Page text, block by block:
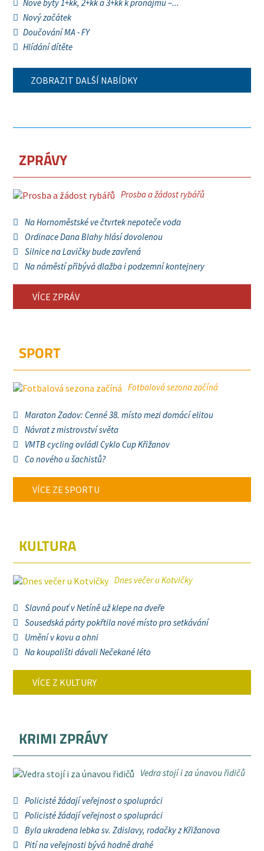
Nové byty 1+kk, 2+kk a 3+kk k pronájmu –...
Nový začátek
Doučování MA - FY
Hlídání dítěte
ZOBRAZIT DALŠÍ NABÍDKY
ZPRÁVY
Prosba a žádost rybářů
Na Hornoměstské ve čtvrtek nepoteče voda
Ordinace Dana Blahy hlásí dovolenou
Silnice na Lavičky bude zavřená
Na náměstí přibývá dlažba i podzemní kontejnery
VÍCE ZPRÁV
SPORT
Fotbalová sezona začíná
Maraton Zadov: Cenné 38. místo mezi domácí elitou
Návrat z mistrovství světa
VMTB cycling ovládl Cyklo Cup Křižanov
Co nového u šachistů?
VÍCE ZE SPORTU
KULTURA
Dnes večer u Kotvičky
Slavná pouť v Netíně už klepe na dveře
Sousedská párty pokřtila nové místo pro setkávání
Umění v kovu a ohni
Na koupališti dávali Nečekané léto
VÍCE Z KULTURY
KRIMI ZPRÁVY
Vedra stojí i za únavou řidičů
Policisté žádají veřejnost o spolupráci
Policisté žádají veřejnost o spolupráci
Byla ukradena lebka sv. Zdislavy, rodačky z Křižanova
Pití na veřejnosti bývá hodně drahé